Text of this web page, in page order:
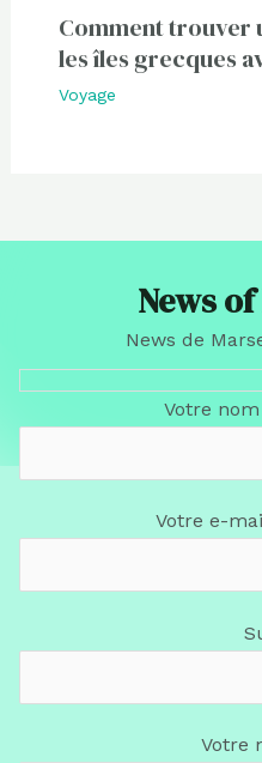
Comment trouver
les îles grecques
Voyage
News
News de
Votre
Votre e-
Votre